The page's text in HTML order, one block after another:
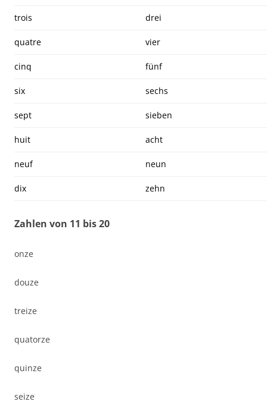
trois drei
quatre vier
cinq fünf
six sechs
sept sieben
huit acht
neuf neun
dix zehn
Zahlen von 11 bis 20
onze
douze
treize
quatorze
quinze
seize